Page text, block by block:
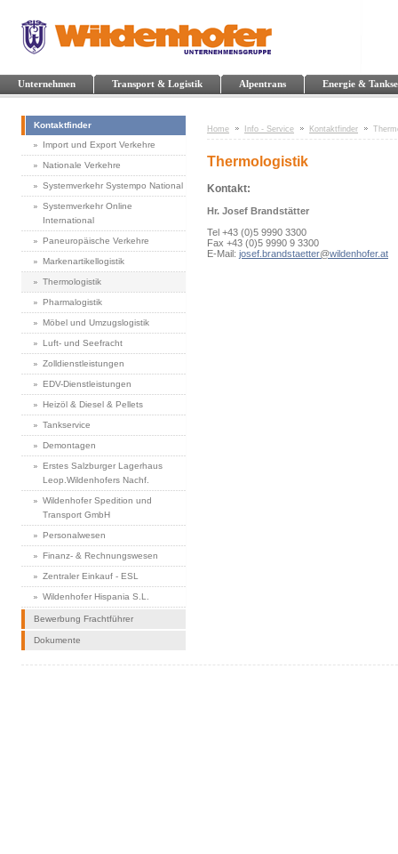
Unternehmen Transport & Logistik Alpentrans Energie &
Kontaktfinder
Import und Export Verkehre
Nationale Verkehre
Systemverkehr Systempo National
Systemverkehr Online
International
Paneuropäische Verkehre
Markenartikellogistik
Thermologistik
Pharmalogistik
Möbel und Umzugslogistik
Luft- und Seefracht
Zolldienstleistungen
EDV-Dienstleistungen
Heizöl & Diesel & Pellets
Tankservice
Demontagen
Erstes Salzburger Lagerhaus
Leop.Wildenhofers Nachf.
Wildenhofer Spedition und
Transport GmbH
Personalwesen
Finanz- & Rechnungswesen
Zentraler Einkauf - ESL
Wildenhofer Hispania S.L.
Bewerbung Frachtführer
Dokumente
Home Info - Service Kontaktfinder
Thermologistik
Kontakt:
Hr. Josef Brandstätter
Tel +43 (0)5 9990 3300
Fax +43 (0)5 9990 9 3300
E-Mail: josef.brandstaetter@wildenhofer.at